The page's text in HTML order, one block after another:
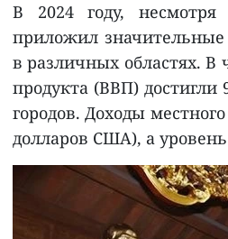
В 2024 году,
приложил значительные
в различных областях. В
продукта (ВВП) достигли
городов. Доходы
долларов США), а уровень